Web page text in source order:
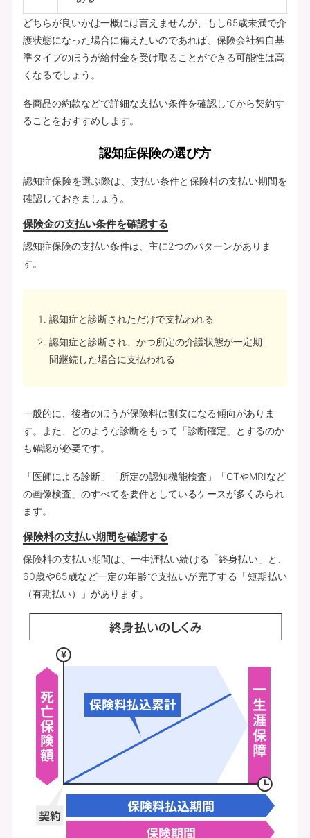
どちらが良いかは一概には言えませんが、もし65歳未満で介
護状態になった場合に備えたいのであれば、保険会社独自基
準タイプのほうが給付金を受け取ることができる可能性は高
くなるでしょう。
各商品の約款などで詳細な支払い条件を確認してから契約す
ることをおすすめします。
認知症保険の選び方
認知症保険を選ぶ際は、支払い条件と保険料の支払い期間を
確認しておきましょう。
保険金の支払い条件を確認する
認知症保険の支払い条件は、主に2つのパターンがありま
す。
認知症と診断されただけで支払われる
認知症と診断され、かつ所定の介護状態が一定期
間継続した場合に支払われる
一般的に、後者のほうが保険料は割安になる傾向がありま
す。また、どのような診断をもって「診断確定」とするのか
も確認が必要です。
「医師による診断」「所定の認知機能検査」「CTやMRIなど
の画像検査」のすべてを要件としているケースが多くみられ
ます。
保険料の支払い期間を確認する
保険料の支払い期間は、一生涯払い続ける「終身払い」と、
60歳や65歳など一定の年齢で支払いが完了する「短期払い
（有期払い）」があります。